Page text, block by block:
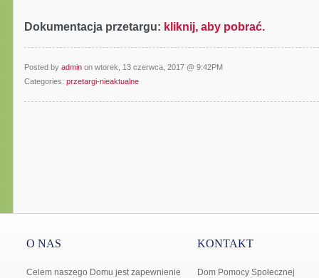
Dokumentacja przetargu: kliknij, aby pobrać.
Posted by admin on wtorek, 13 czerwca, 2017 @ 9:42PM
Categories: przetargi-nieaktualne
O NAS
Celem naszego Domu jest zapewnienie
KONTAKT
Dom Pomocy Społecznej